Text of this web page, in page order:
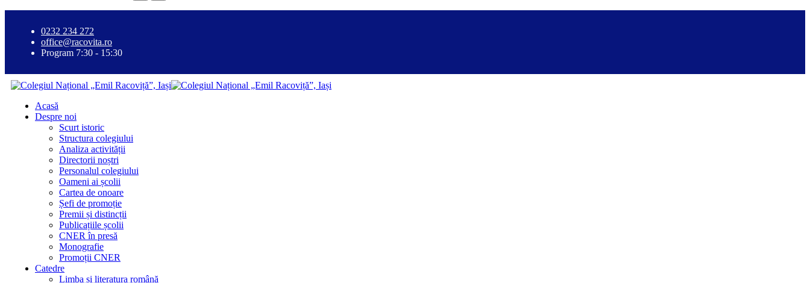
0232 234 272
office@racovita.ro
Program 7:30 - 15:30
Acasă
Despre noi
Scurt istoric
Structura colegiului
Analiza activității
Directorii noștri
Personalul colegiului
Oameni ai școlii
Cartea de onoare
Șefi de promoție
Premii și distincții
Publicațiile școlii
CNER în presă
Monografie
Promoții CNER
Catedre
Limba și literatura română